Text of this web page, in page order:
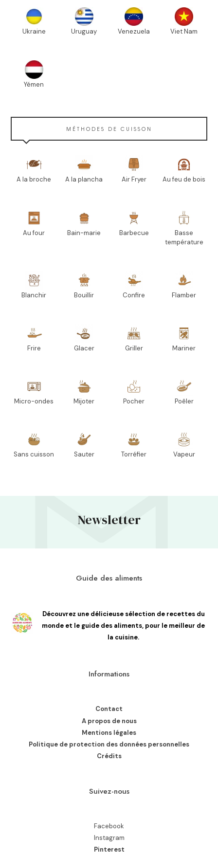
Ukraine Uruguay Venezuela Viet Nam
Yémen
MÉTHODES DE CUISSON
A la broche A la plancha Air Fryer Au feu de bois
Au four Bain-marie Barbecue
Basse
température
Blanchir Bouillir Confire Flamber
Frire Glacer Griller Mariner
Micro-ondes Mijoter Pocher Poêler
Sans cuisson Sauter Torréfier Vapeur
Newsletter
Guide des aliments
Découvrez une délicieuse sélection de recettes du
monde et le guide des aliments, pour le meilleur de
la cuisine.
Informations
Contact
A propos de nous
Mentions légales
Politique de protection des données personnelles
Crédits
Suivez-nous
Facebook
Instagram
Pinterest